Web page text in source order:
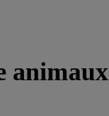
animaux